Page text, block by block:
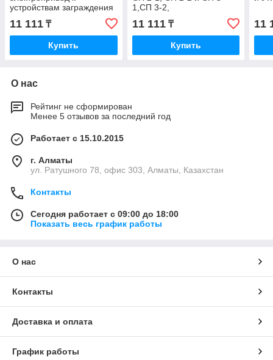
устройствам заграждения
переездным ЭП‑УЗП
11 111 ₸
Купить
1,СП 3-2,
11 111₸
Купить
11
О нас
Рейтинг не сформирован
Менее 5 отзывов за последний год
Работает с 15.10.2015
г. Алматы
ул. Ратушного 78, офис 303, Алматы, Казахстан
Контакты
Сегодня работает с 09:00 до 18:00
Показать весь график работы
О нас
Контакты
Доставка и оплата
График работы